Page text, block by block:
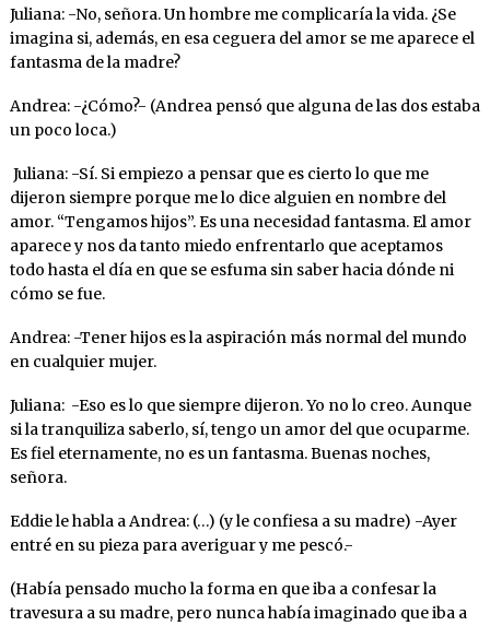
Juliana: -No, señora. Un hombre me complicaría la vida. ¿Se
imagina si, además, en esa ceguera del amor se me aparece el
fantasma de la madre?
Andrea: -¿Cómo?- (Andrea pensó que alguna de las dos estaba
un poco loca.)
Juliana: -Sí. Si empiezo a pensar que es cierto lo que me
dijeron siempre porque me lo dice alguien en nombre del
amor. “Tengamos hijos”. Es una necesidad fantasma. El amor
aparece y nos da tanto miedo enfrentarlo que aceptamos
todo hasta el día en que se esfuma sin saber hacia dónde ni
cómo se fue.
Andrea: -Tener hijos es la aspiración más normal del mundo
en cualquier mujer.
Juliana: -Eso es lo que siempre dijeron. Yo no lo creo. Aunque
si la tranquiliza saberlo, sí, tengo un amor del que ocuparme.
Es fiel eternamente, no es un fantasma. Buenas noches,
señora.
Eddie le habla a Andrea: (…) (y le confiesa a su madre) -Ayer
entré en su pieza para averiguar y me pescó.-
(Había pensado mucho la forma en que iba a confesar la
travesura a su madre, pero nunca había imaginado que iba a